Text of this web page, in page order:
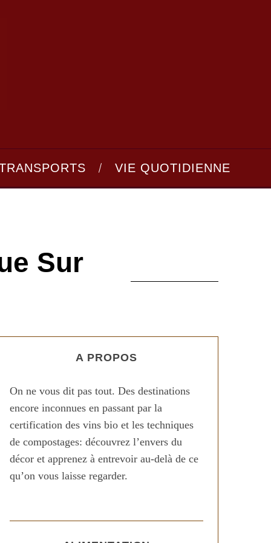
VIE QUOTIDIENNE
Sur
A PROPOS
On ne vous dit pas tout. Des destinations
encore inconnues en passant par la
certification des vins bio et les techniques
de compostages: découvrez l’envers du
décor et apprenez à entrevoir au-delà de ce
qu’on vous laisse regarder.